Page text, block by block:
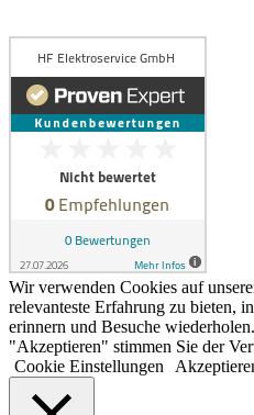
Wir verwenden Cookies auf
relevanteste Erfahrung zu bieten,
erinnern und Besuche
"Akzeptieren" stimmen Sie der
Cookie Einstellungen